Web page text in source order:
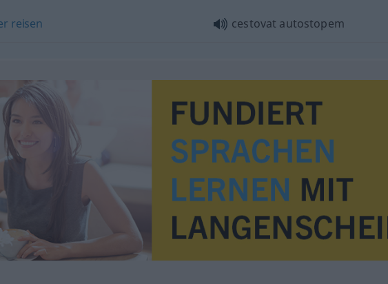
reisen cestovat autostopem